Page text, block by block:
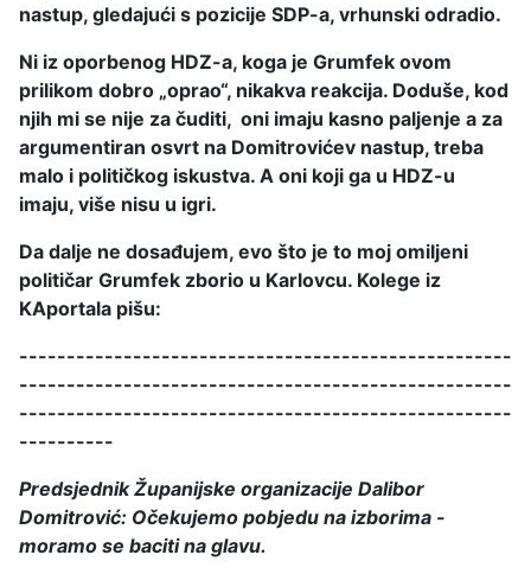
nastup, gledajući s pozicije SDP-a, vrhunski odradio.
Ni iz oporbenog HDZ-a, koga je Grumfek ovom
prilikom dobro „oprao“, nikakva reakcija. Doduše, kod
njih mi se nije za čuditi, oni imaju kasno paljenje a za
argumentiran osvrt na Domitrovićev nastup, treba
malo i političkog iskustva. A oni koji ga u HDZ-u
imaju, više nisu u igri.
Da dalje ne dosađujem, evo što je to moj omiljeni
političar Grumfek zborio u Karlovcu. Kolege iz
KAportala pišu:
----------------------------------------------------
----------------------------------------------------
----------------------------------------------------
----------
Predsjednik Županijske organizacije Dalibor
Domitrović: Očekujemo pobjedu na izborima -
moramo se baciti na glavu.